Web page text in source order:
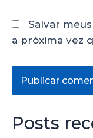
Salvar
a próxima vez
Posts